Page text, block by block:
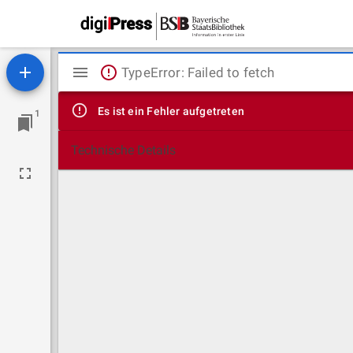
1
Mirador
Viewer
TypeError: Failed to fetch
Es ist ein Fehler aufgetreten
Technische Details